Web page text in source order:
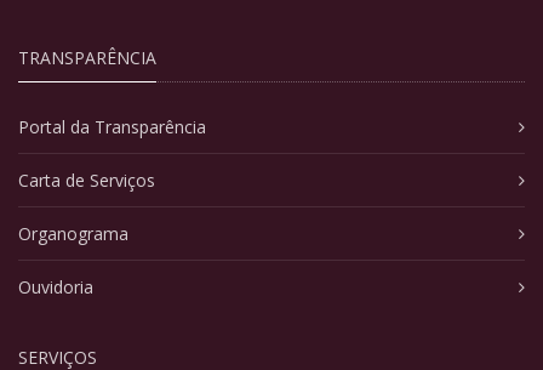
TRANSPARÊNCIA
Portal da Transparência
Carta de Serviços
Organograma
Ouvidoria
SERVIÇOS